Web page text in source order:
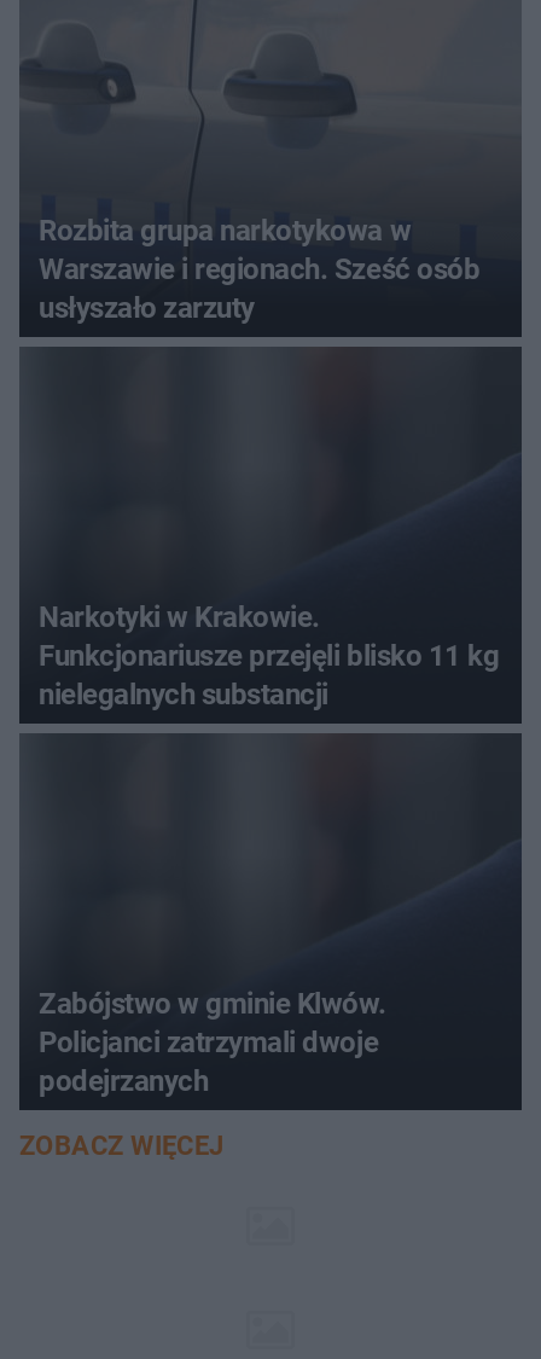
Rozbita grupa narkotykowa w
Warszawie i regionach. Sześć osób
usłyszało zarzuty
Narkotyki w Krakowie.
Funkcjonariusze przejęli blisko 11 kg
nielegalnych substancji
Zabójstwo w gminie Klwów.
Policjanci zatrzymali dwoje
podejrzanych
ZOBACZ WIĘCEJ